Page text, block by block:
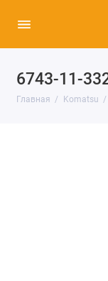
6743-11-
Главная Komatsu